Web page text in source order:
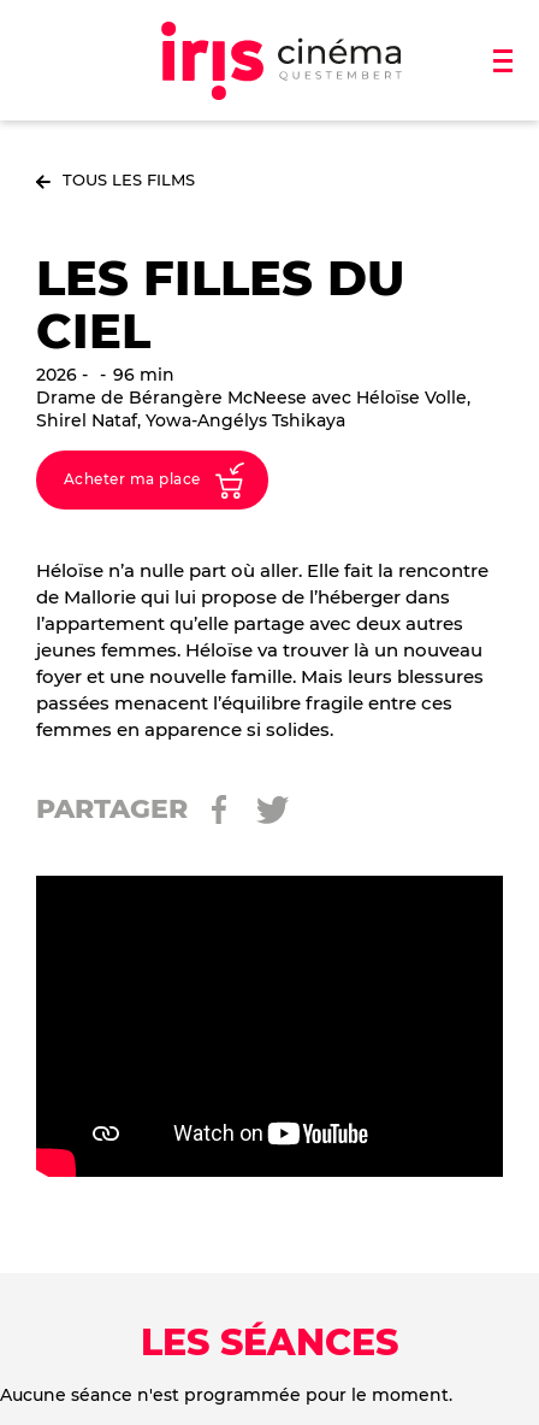
TOUS LES FILMS
LES FILLES DU
CIEL
2026
96 min
Drame de Bérangère McNeese avec Héloïse Volle,
Shirel Nataf, Yowa-Angélys Tshikaya
Acheter ma place
Héloïse n’a nulle part où aller. Elle fait la rencontre
de Mallorie qui lui propose de l’héberger dans
l’appartement qu’elle partage avec deux autres
jeunes femmes. Héloïse va trouver là un nouveau
foyer et une nouvelle famille. Mais leurs blessures
passées menacent l’équilibre fragile entre ces
femmes en apparence si solides.
PARTAGER
LES SÉANCES
Aucune séance n'est programmée pour le moment.